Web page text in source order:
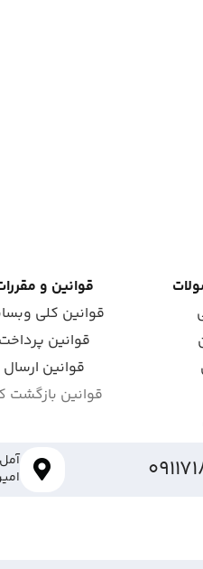
قوانین و
قوانین کلی
قوانین پرداخت
قوانین ارسال
قوانین بازگشت
امین ۱۴